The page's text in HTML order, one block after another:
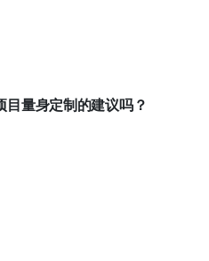
目量身定制的建议吗？